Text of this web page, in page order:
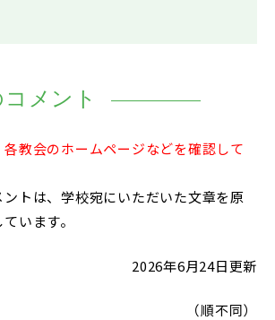
メント
教会のホームページなどを確認して
トは、学校宛にいただいた文章を原
います。
2026年6月24日更新
（順不同）